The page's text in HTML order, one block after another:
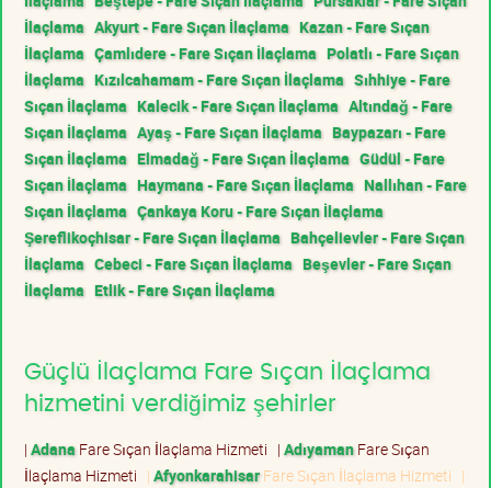
İlaçlama Akyurt - Fare Sıçan İlaçlama Kazan - Fare Sıçan
İlaçlama Çamlıdere - Fare Sıçan İlaçlama Polatlı - Fare Sıçan
İlaçlama Kızılcahamam - Fare Sıçan İlaçlama Sıhhiye - Fare
Sıçan İlaçlama Kalecik - Fare Sıçan İlaçlama Altındağ - Fare
Sıçan İlaçlama Ayaş - Fare Sıçan İlaçlama Baypazarı - Fare
Sıçan İlaçlama Elmadağ - Fare Sıçan İlaçlama Güdül - Fare
Sıçan İlaçlama Haymana - Fare Sıçan İlaçlama Nallıhan - Fare
Sıçan İlaçlama Çankaya Koru - Fare Sıçan İlaçlama
Şereflikoçhisar - Fare Sıçan İlaçlama Bahçelievler - Fare Sıçan
İlaçlama Cebeci - Fare Sıçan İlaçlama Beşevler - Fare Sıçan
İlaçlama Etlik - Fare Sıçan İlaçlama
Güçlü İlaçlama Fare Sıçan İlaçlama
hizmetini verdiğimiz şehirler
| Adana Fare Sıçan İlaçlama Hizmeti | AdıyamanFare Sıçan
İlaçlama Hizmeti | AfyonkarahisarFare Sıçan İlaçlama Hizmeti |